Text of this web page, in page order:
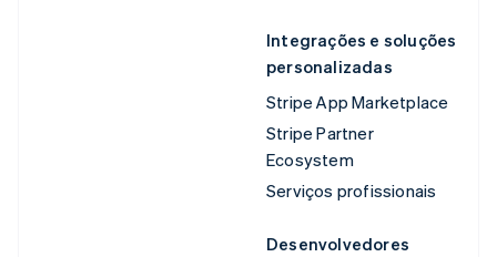
Integrações e soluções
personalizadas
Stripe App Marketplace
Stripe Partner
Ecosystem
Serviços profissionais
Desenvolvedores